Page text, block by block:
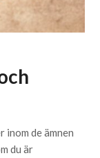
de ämnen
du är